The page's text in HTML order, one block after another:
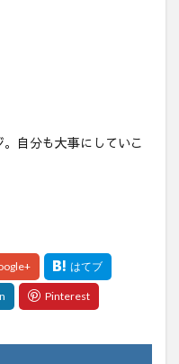
自分も大事にしていこ